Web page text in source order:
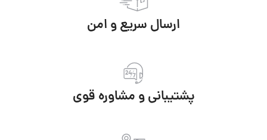
ارسال سریع و امن
پشتیبانی و مشاوره قوی